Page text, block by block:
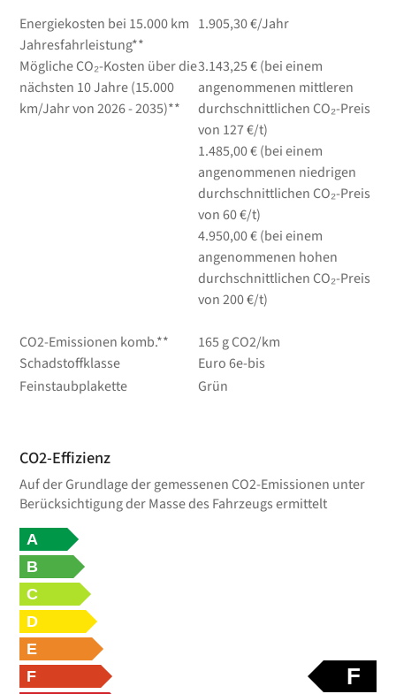
Energiekosten bei 15.000 km
Jahresfahrleistung**
1.905,30 €/Jahr
Mögliche CO₂-Kosten über die
nächsten 10 Jahre (15.000
km/Jahr von 2026 - 2035)**
3.143,25 € (bei einem
angenommenen mittleren
durchschnittlichen CO₂-Preis
von 127 €/t)
1.485,00 € (bei einem
angenommenen niedrigen
durchschnittlichen CO₂-Preis
von 60 €/t)
4.950,00 € (bei einem
angenommenen hohen
durchschnittlichen CO₂-Preis
von 200 €/t)
CO2-Emissionen komb.**
165 g CO2/km
Schadstoffklasse
Euro 6e-bis
Feinstaubplakette
Grün
CO2-Effizienz
Auf der Grundlage der gemessenen CO2-Emissionen unter
Berücksichtigung der Masse des Fahrzeugs ermittelt
F
A
B
C
D
E
F